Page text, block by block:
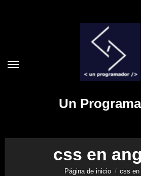
Un
css en
Página de inicio css en